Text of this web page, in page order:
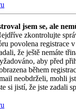
jsem se, ale
zkontrolujte
povolena registrace
že ještě nemáte
aby před
během
neobdrželi, mohli
si jistí, že jste zadali